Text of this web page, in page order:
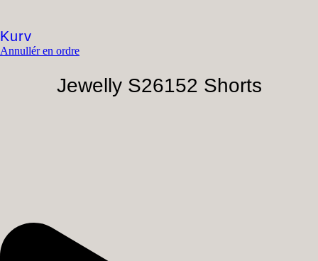
Kurv
Annullér en ordre
Jewelly S26152 Shorts